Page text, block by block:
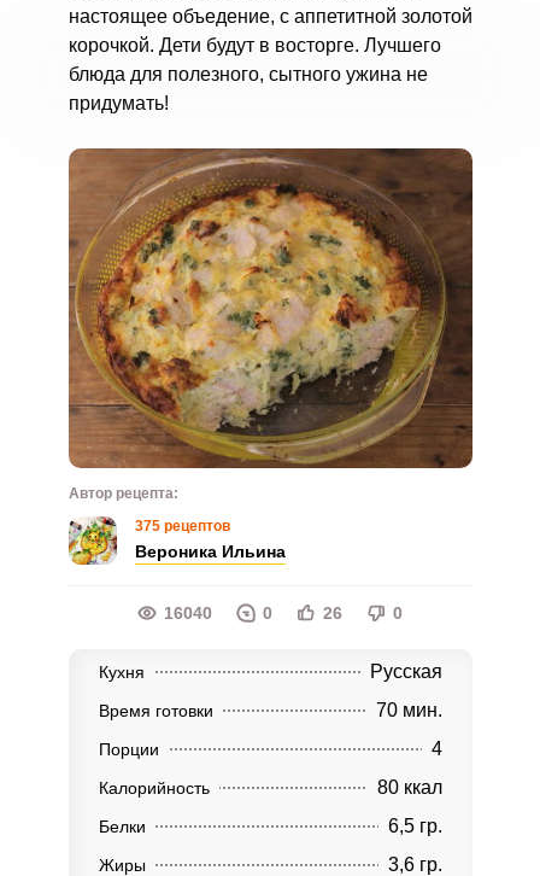
настоящее объедение, с аппетитной золотой
корочкой. Дети будут в восторге. Лучшего
блюда для полезного, сытного ужина не
придумать!
Автор рецепта:
375 рецептов
Вероника Ильина
16040 0 26 0
Кухня Русская
Время готовки 70 мин.
Порции 4
Калорийность 80 ккал
Белки 6,5 гр.
Жиры 3,6 гр.